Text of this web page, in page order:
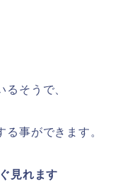
るそうで、
事ができます。
見れます